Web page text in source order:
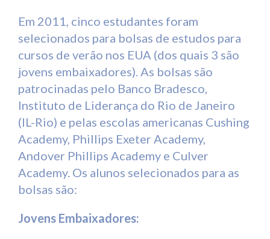
Em 2011, cinco estudantes foram
selecionados para bolsas de estudos para
cursos de verão nos EUA (dos quais 3 são
jovens embaixadores). As bolsas são
patrocinadas pelo Banco Bradesco,
Instituto de Liderança do Rio de Janeiro
(IL-Rio) e pelas escolas americanas Cushing
Academy, Phillips Exeter Academy,
Andover Phillips Academy e Culver
Academy. Os alunos selecionados para as
bolsas são:
Jovens Embaixadores: